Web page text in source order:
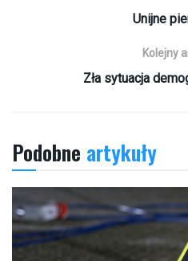
Unijne
Kolejny
Zła sytuacja
Podobne artykuły